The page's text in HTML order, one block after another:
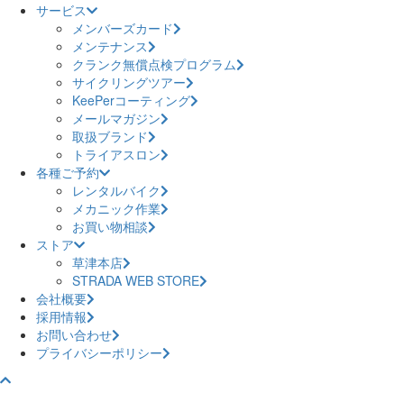
サービス
メンバーズカード
メンテナンス
クランク無償点検プログラム
サイクリングツアー
KeePerコーティング
メールマガジン
取扱ブランド
トライアスロン
各種ご予約
レンタルバイク
メカニック作業
お買い物相談
ストア
草津本店
STRADA WEB STORE
会社概要
採用情報
お問い合わせ
プライバシーポリシー